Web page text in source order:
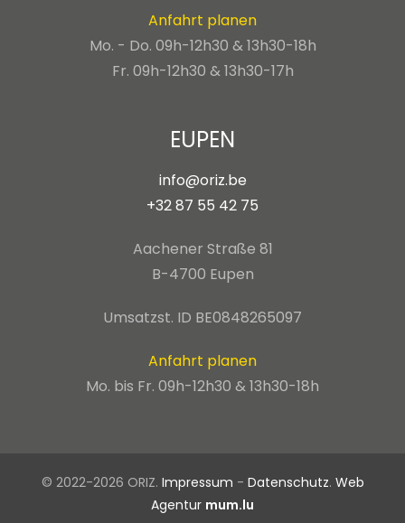
Anfahrt planen
Mo. - Do. 09h-12h30 & 13h30-18h
Fr. 09h-12h30 & 13h30-17h
EUPEN
info@oriz.be
+32 87 55 42 75
Aachener Straße 81
B-4700 Eupen
Umsatzst. ID BE0848265097
Anfahrt planen
Mo. bis Fr. 09h-12h30 & 13h30-18h
© 2022-2026 ORIZ. Impressum - Datenschutz. Web
Agentur mum.lu